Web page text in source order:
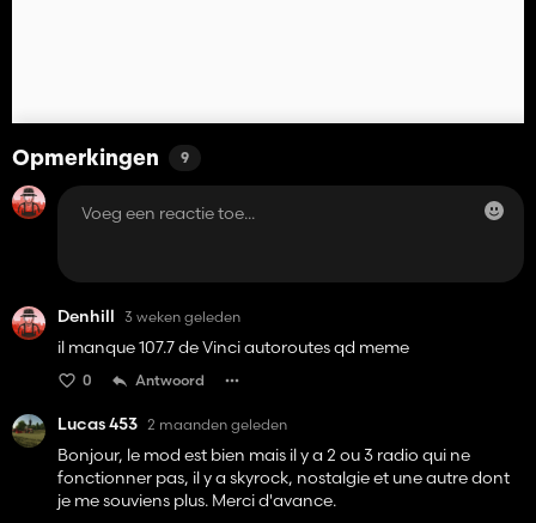
Opmerkingen 9
Denhill 3 weken geleden
il manque 107.7 de Vinci autoroutes qd meme
0 Antwoord
Lucas 453 2 maanden geleden
Bonjour, le mod est bien mais il y a 2 ou 3 radio qui ne
fonctionner pas, il y a skyrock, nostalgie et une autre dont
je me souviens plus. Merci d'avance.